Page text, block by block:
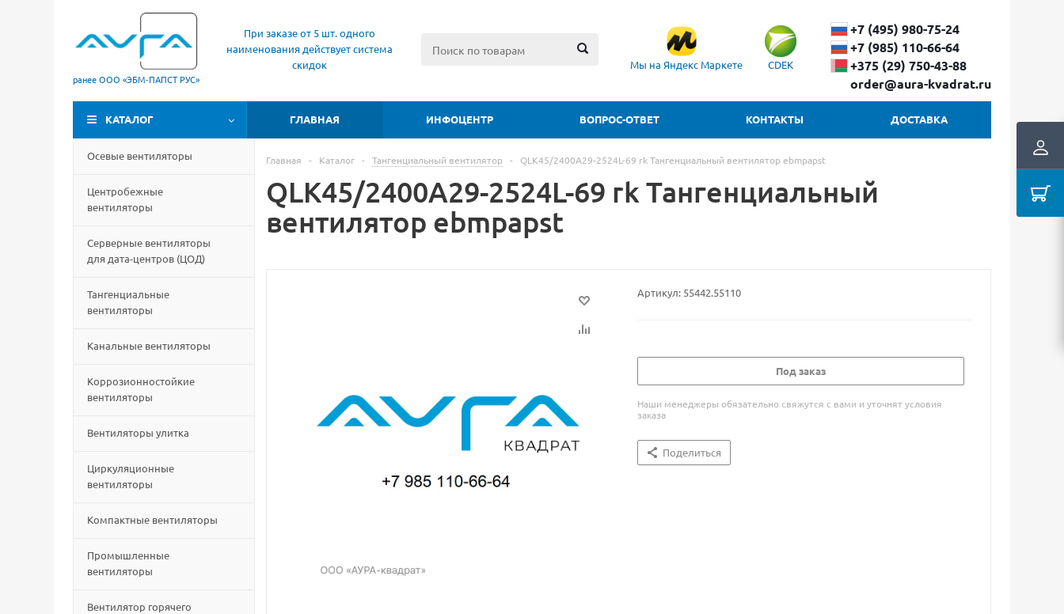
ранее ООО «ЭБМ‑ПАПСТ РУС»
При заказе от 5 шт. одного
наименования действует система
скидок
Мы на Яндекс Маркете CDEK
+7 (495) 980-75-24
+7 (985) 110-66-64
+375 (29) ​750-43-88
order@aura-kvadrat.ru
КАТАЛОГ ГЛАВНАЯ ИНФОЦЕНТР ВОПРОС-ОТВЕТ КОНТАКТЫ ДОСТАВКА
Осевые вентиляторы
Центробежные
вентиляторы
Серверные вентиляторы
для дата-центров (ЦОД)
Тангенциальные
вентиляторы
Канальные вентиляторы
Коррозионностойкие
вентиляторы
Вентиляторы улитка
Циркуляционные
вентиляторы
Компактные вентиляторы
Промышленные
вентиляторы
Вентилятор горячего
Главная - Каталог - Тангенциальный вентилятор - QLK45/2400A29-2524L-69 rk Тангенциальный вентилятор ebmpapst
QLK45/2400A29-2524L-69 rk Тангенциальный
вентилятор ebmpapst
Артикул: 55442.55110
Под заказ
Наши менеджеры обязательно свяжутся с вами и уточнят условия
заказа
Поделиться